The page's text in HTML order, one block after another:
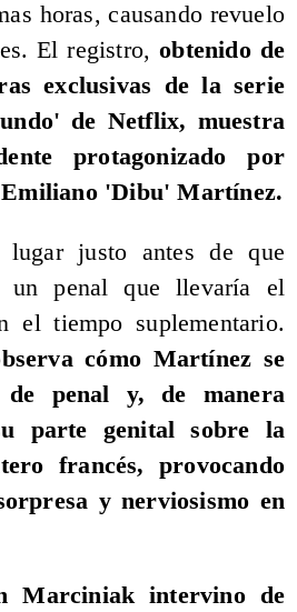
horas, causando revuelo
El registro,obtenido de
exclusivas de la serie
de Netflix, muestra
protagonizado por
'Dibu' Martínez.
justo antes de que
un penal que llevaría el
el tiempo suplementario.
cómo Martínez se
penal y, de manera
parte genital sobre la
francés, provocando
y nerviosismo en
Marciniak intervino de